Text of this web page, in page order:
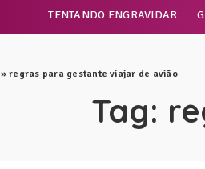
TENTANDO ENGRAVIDAR
»regras para gestante viajar de avião
Tag: